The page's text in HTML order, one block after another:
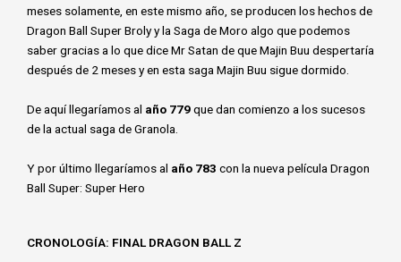
meses solamente, en este mismo año, se producen los hechos de
Dragon Ball Super Broly y la Saga de Moro algo que podemos
saber gracias a lo que dice Mr Satan de que Majin Buu despertaría
después de 2 meses y en esta saga Majin Buu sigue dormido.
De aquí llegaríamos al año 779que dan comienzo a los sucesos
de la actual saga de Granola.
Y por último llegaríamos al año 783 con la nueva película Dragon
Ball Super: Super Hero
CRONOLOGÍA: FINAL DRAGON BALL Z